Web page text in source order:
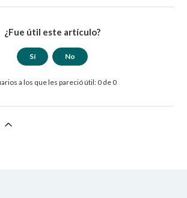
¿Fue útil este artículo?
Sí No
a los que les pareció útil: 0 de 0